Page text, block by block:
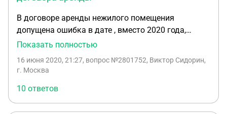
В договоре аренды нежилого помещения
допущена ошибка в дате , вместо 2020 года,
напечатано 2029, но далее по тексту все даты
что договор ничтожный и силы не имеет. А это
законно? И его можно попросить освободить
помещение, так как нет законного основания
Показать полностью
16 июня 2020, 21:27, вопрос №2801752, Виктор Сидорин,
г. Москва
10 ответов